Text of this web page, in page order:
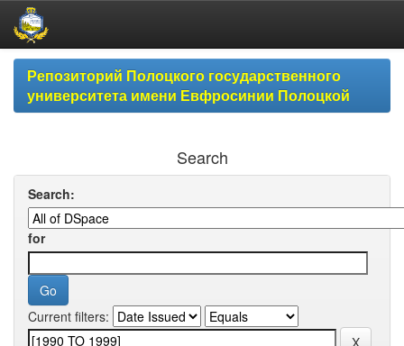
Skip
navigationРепозиторий Полоцкого государственного
университета имени Евфросинии Полоцкой
Search
Search:
for
Current filters: